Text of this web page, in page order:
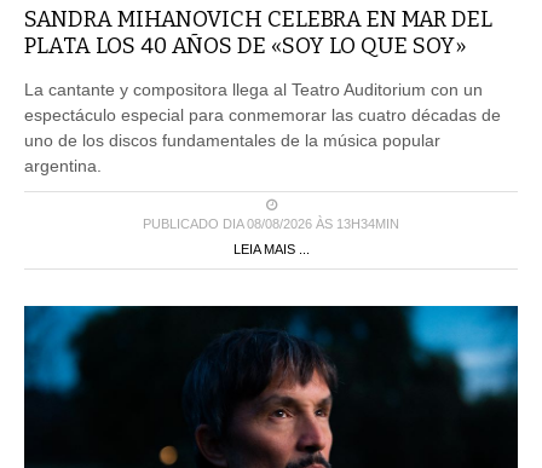
SANDRA MIHANOVICH CELEBRA EN MAR DEL
PLATA LOS 40 AÑOS DE «SOY LO QUE SOY»
La cantante y compositora llega al Teatro Auditorium con un
espectáculo especial para conmemorar las cuatro décadas de
uno de los discos fundamentales de la música popular
argentina.
PUBLICADO DIA 08/08/2026 ÀS 13H34MIN
LEIA MAIS ...